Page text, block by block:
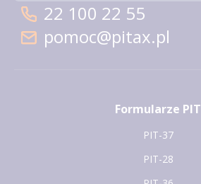
22 100 22 55
pomoc@pitax.pl
Formularze PIT
PIT-37
PIT-28